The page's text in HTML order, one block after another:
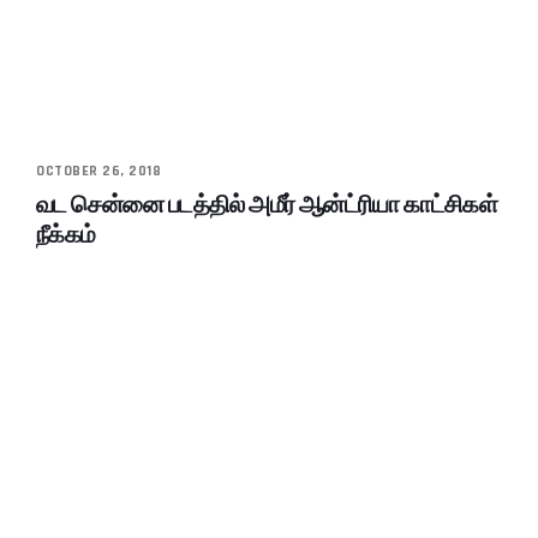
OCTOBER 26, 2018
வட சென்னை படத்தில் அமீர் ஆன்ட்ரியா காட்சிகள்
நீக்கம்